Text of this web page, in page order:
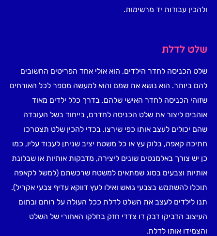
ולהכין עבודות יד מרשימות.
שלט לדלת
שלט הכניסה לחדר הילדים, הוא אולי אחד הפריטים החשובים
להם ביותר. הוא נושא את שמם והוא למעשה מספר לכל האורחים
שזוהי הכניסה לחדר האישי שלהם. בדרך כלל ילדים מאוד
אוהבים ליצור את שלט הכניסה לחדרם, בייחוד בשל העובדה
שהם יכולים לעצב אותו כפי שירצו. בכדי להכין שלט תצטרכו
חתיכה קאפה, בלוק עץ או כל משטח יציב שניתן לעבוד עליו, כמו
כן יש צורך באלמנטים שונים ליצירה, מדבקות אותיות או שבלונת
אותיות וצבעים בסוג שמתאים למשטח שרכשתם (למשל לקאפה
תוכלו להשתמש בצבעי גואש ואילו לעץ דווקא עדיף צבעי אקריל).
תנו לילדים לעצב את השלט לדלת ככל העולה על רוחם ובתום
העיצוב הדביקו דבק דו צדדי חזק בחלקו האחורי של השלט
והצמידו אותו לדלת.